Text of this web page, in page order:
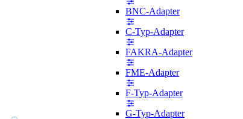
BNC-Adapter
C-Typ-Adapter
FAKRA-Adapter
FME-Adapter
F-Typ-Adapter
G-Typ-Adapter